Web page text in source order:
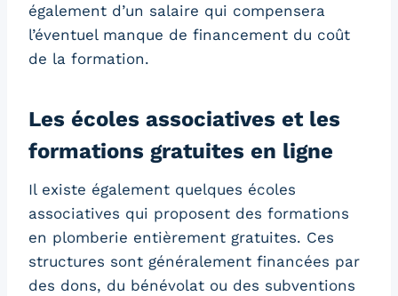
également d’un salaire qui compensera
l’éventuel manque de financement du coût
de la formation.
Les écoles associatives et les
formations gratuites en ligne
Il existe également quelques écoles
associatives qui proposent des formations
en plomberie entièrement gratuites. Ces
structures sont généralement financées par
des dons, du bénévolat ou des subventions